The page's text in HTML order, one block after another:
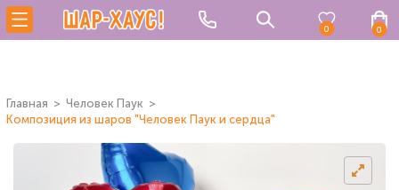
0 0
Главная
Человек Паук
Композиция из шаров "Человек Паук и сердца"